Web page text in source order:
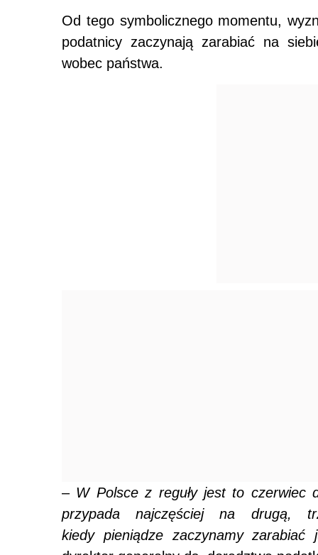
Od tego symbolicznego momentu,
podatnicy zaczynają zarabiać na
wobec państwa.
– W Polsce z reguły jest to czerwiec
przypada najczęściej na drugą,
kiedy pieniądze zaczynamy